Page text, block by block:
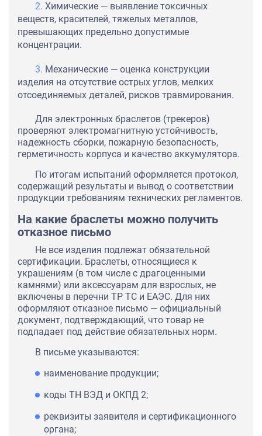
Химические — выявление токсичных
веществ, красителей, тяжелых металлов,
превышающих предельно допустимые
концентрации.
Механические — оценка конструкции
изделия на отсутствие острых углов, мелких
отсоединяемых деталей, рисков травмирования.
Для электронных браслетов (трекеров)
проверяют электромагнитную устойчивость,
надежность сборки, пожарную безопасность,
герметичность корпуса и качество аккумулятора.
По итогам испытаний оформляется протокол,
содержащий результаты и вывод о соответствии
продукции требованиям технических регламентов.
На какие браслеты можно получить
отказное письмо
Не все изделия подлежат обязательной
сертификации. Браслеты, относящиеся к
украшениям (в том числе с драгоценными
камнями) или аксессуарам для взрослых, не
включены в перечни ТР ТС и ЕАЭС. Для них
оформляют отказное письмо — официальный
документ, подтверждающий, что товар не
подпадает под действие обязательных норм.
В письме указываются:
наименование продукции;
коды ТН ВЭД и ОКПД 2;
реквизиты заявителя и сертификационного
органа;